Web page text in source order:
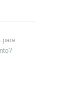
para